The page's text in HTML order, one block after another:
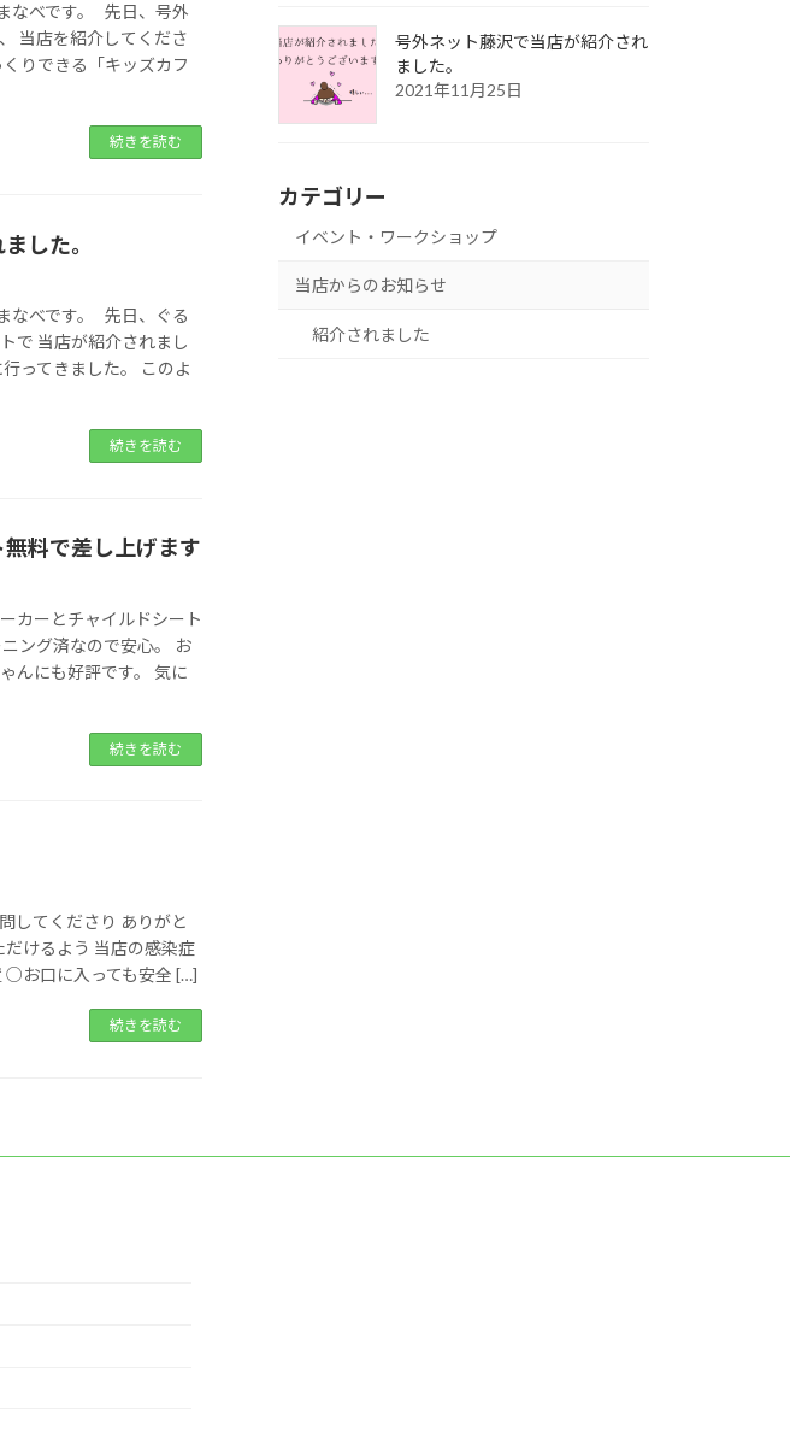
なべです。 先日、号外
当店を紹介してくださ
できる「キッズカフ
続きを読む
した。
なべです。 先日、ぐる
で 当店が紹介されまし
てきました。 このよ
続きを読む
料で差し上げます
カーとチャイルドシート
ング済なので安心。 お
んにも好評です。 気に
続きを読む
してくださり ありがと
けるよう 当店の感染症
お口に入っても安全 […]
続きを読む
号外ネット藤沢で当店が紹介され
ました。
2021年11月25日
カテゴリー
イベント・ワークショップ
当店からのお知らせ
紹介されました